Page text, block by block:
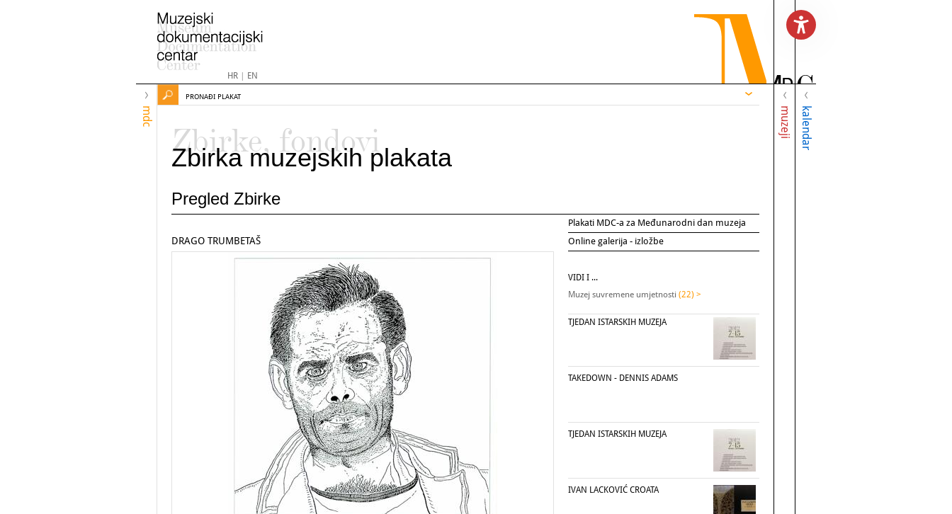
HR| EN
mdc muzeji kalendar
PRONAĐI PLAKAT
Zbirke, fondovi
Zbirka muzejskih plakata
Pregled Zbirke
Plakati MDC-a za Međunarodni dan muzeja
Online galerija - izložbe
DRAGO TRUMBETAŠ
VIDI I ...
Muzej suvremene umjetnosti (22) >
TJEDAN ISTARSKIH MUZEJA
TAKEDOWN - DENNIS ADAMS
TJEDAN ISTARSKIH MUZEJA
IVAN LACKOVIĆ CROATA